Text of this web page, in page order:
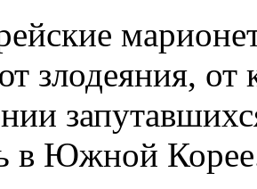
злодеяния,
в Южной